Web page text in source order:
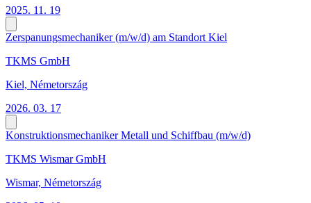
2025. 11. 19
Zerspanungsmechaniker (m/w/d) am Standort Kiel
TKMS GmbH
Kiel, Németország
2026. 03. 17
Konstruktionsmechaniker Metall und Schiffbau (m/w/d)
TKMS Wismar GmbH
Wismar, Németország